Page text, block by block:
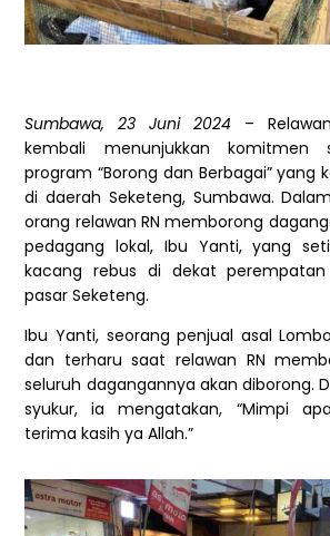
Sumbawa, 23 Juni 2024 –
kembali menunjukkan komitmen
program “Borong dan Berbagai” yang
di daerah Seketeng, Sumbawa.
orang relawan RN memborong
pedagang lokal, Ibu Yanti, yang
kacang rebus di dekat
pasar Seketeng.
Ibu Yanti, seorang penjual asal
dan terharu saat relawan RN
seluruh dagangannya akan diborong.
syukur, ia mengatakan, “Mimpi
terima kasih ya Allah.”